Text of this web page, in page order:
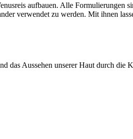
aufbauen. Alle Formulierungen
verwendet zu werden. Mit ihnen
das Aussehen unserer Haut durch die